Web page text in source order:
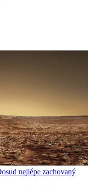
nejlépe zachovaný